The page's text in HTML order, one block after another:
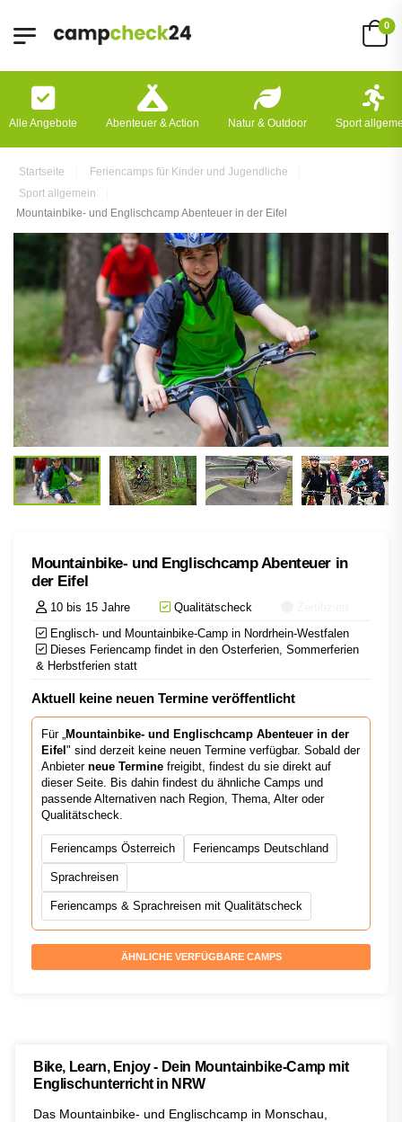
0
Alle Angebote Abenteuer & Action Natur & Outdoor Sport
Startseite
Feriencamps für Kinder und Jugendliche
Sport allgemein
Mountainbike- und Englischcamp Abenteuer in der Eifel
Mountainbike- und Englischcamp Abenteuer in
der Eifel
10 bis 15 Jahre Qualitätscheck
Englisch- und Mountainbike-Camp in Nordrhein-Westfalen
Dieses Feriencamp findet in den Osterferien, Sommerferien
& Herbstferien statt
Aktuell keine neuen Termine veröffentlicht
Für „ Mountainbike- und Englischcamp Abenteuer in der
Eifel " sind derzeit keine neuen Termine verfügbar. Sobald der
Anbieter neue Termine freigibt, findest du sie direkt auf
dieser Seite. Bis dahin findest du ähnliche Camps und
passende Alternativen nach Region, Thema, Alter oder
Qualitätscheck.
Feriencamps Österreich Feriencamps Deutschland
Sprachreisen
Feriencamps & Sprachreisen mit Qualitätscheck
ÄHNLICHE VERFÜGBARE CAMPS
Bike, Learn, Enjoy - Dein Mountainbike-Camp mit
Englischunterricht in NRW
Das Mountainbike- und Englischcamp in Monschau,